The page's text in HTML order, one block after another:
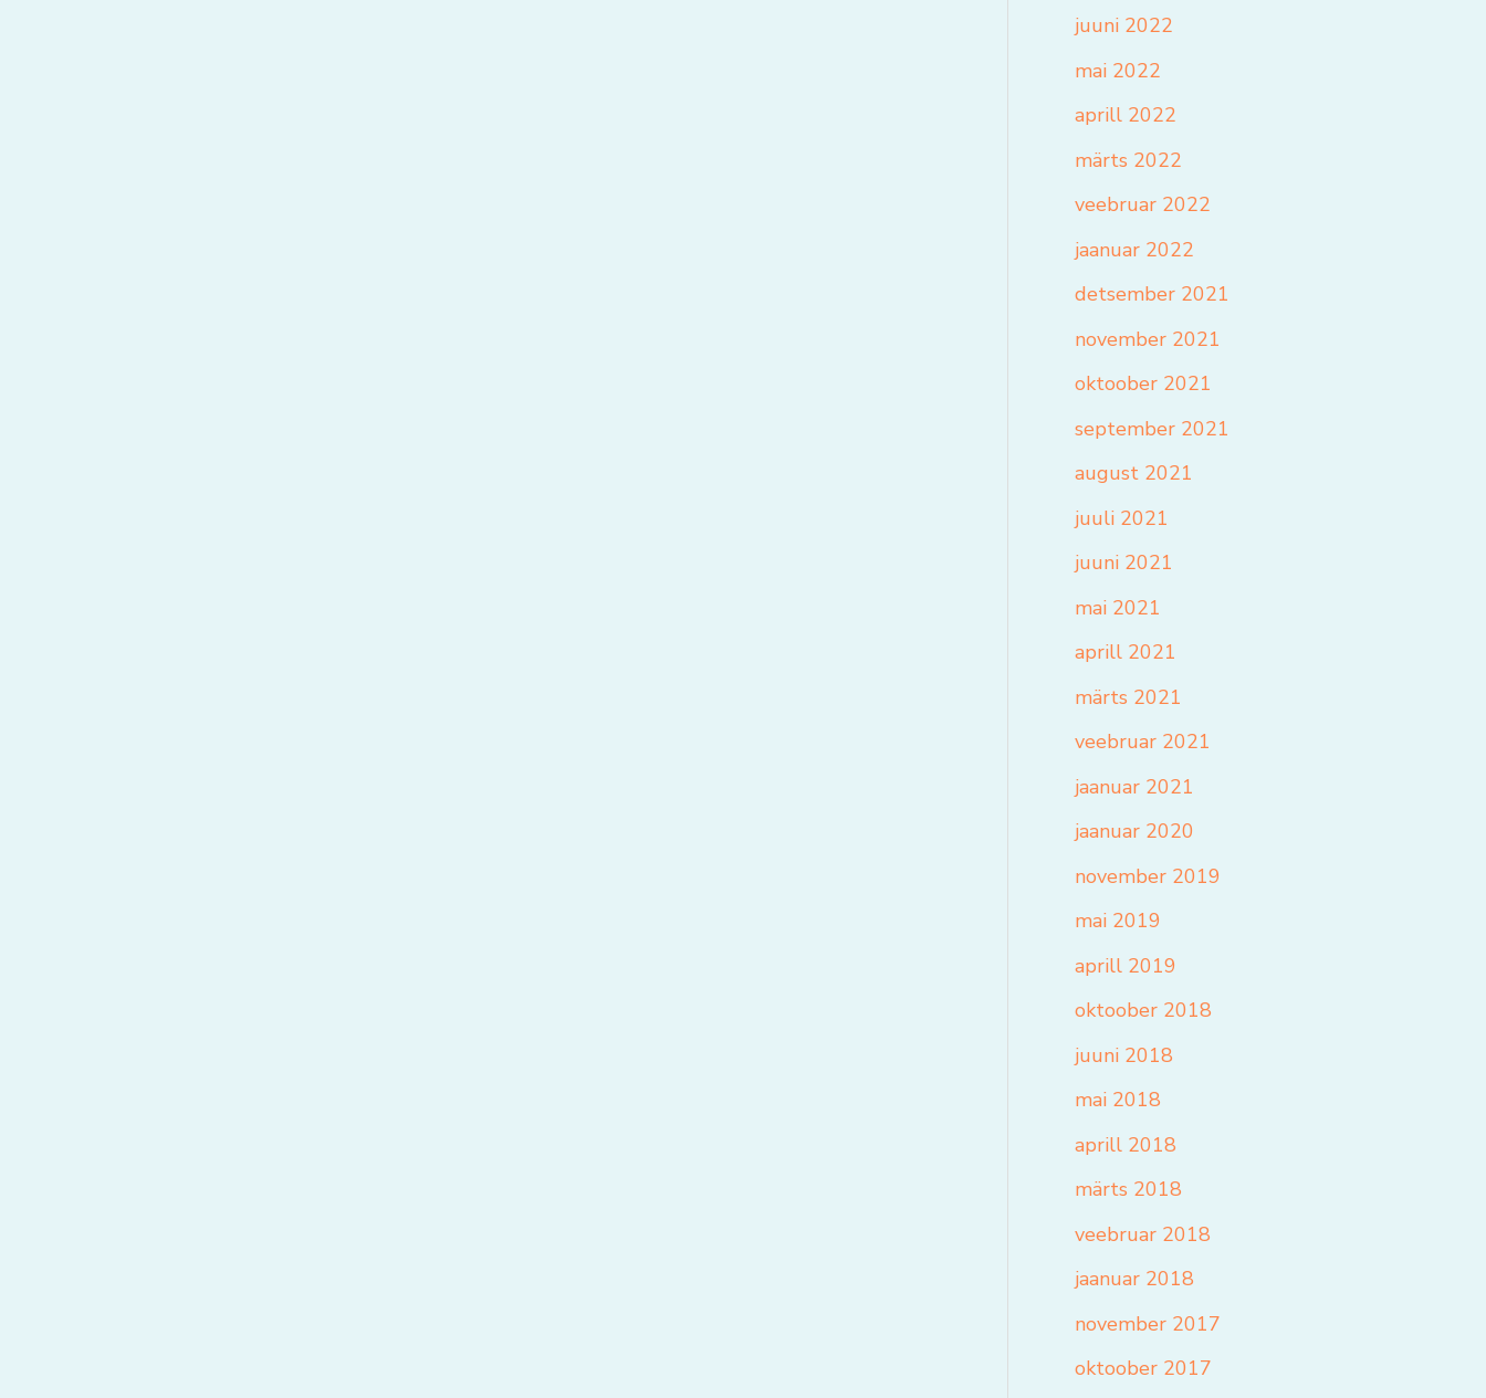
juuni 2022
mai 2022
aprill 2022
märts 2022
veebruar 2022
jaanuar 2022
detsember 2021
november 2021
oktoober 2021
september 2021
august 2021
juuli 2021
juuni 2021
mai 2021
aprill 2021
märts 2021
veebruar 2021
jaanuar 2021
jaanuar 2020
november 2019
mai 2019
aprill 2019
oktoober 2018
juuni 2018
mai 2018
aprill 2018
märts 2018
veebruar 2018
jaanuar 2018
november 2017
oktoober 2017